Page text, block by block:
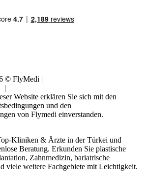
© FlyMedi |
|
Website erklären Sie sich mit den
und den
von Flymedi einverstanden.
Kliniken & Ärzte in der Türkei und
Beratung. Erkunden Sie plastische
Zahnmedizin, bariatrische
viele weitere Fachgebiete mit Leichtigkeit.